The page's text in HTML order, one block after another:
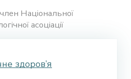
Національної
асоціації
здоров’я